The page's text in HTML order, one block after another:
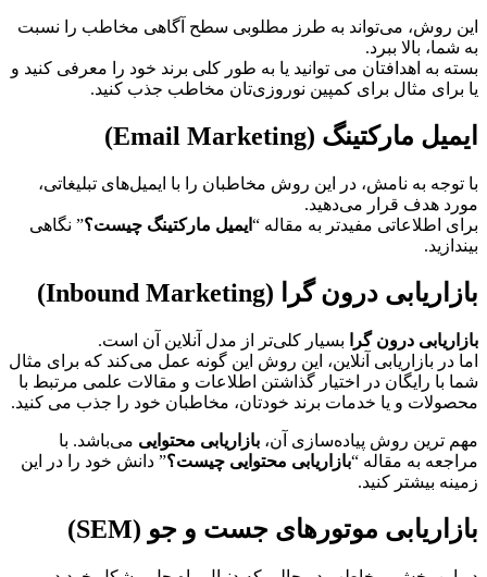
این روش، میتواند به طرز مطلوبی سطح آگاهی مخاطب را نسبت
به شما، بالا ببرد.
بسته به اهدافتان می توانید یا به طور کلی برند خود را معرفی کنید و
یا برای مثال برای کمپین نوروزیتان مخاطب جذب کنید.
ایمیل مارکتینگ (Email Marketing)
با توجه به نامش، در این روش مخاطبان را با ایمیلهای تبلیغاتی،
مورد هدف قرار میدهید.
برای اطلاعاتی مفیدتر به مقاله “ ایمیل مارکتینگ چیست؟” نگاهی
بیندازید.
بازاریابی درون گرا (Inbound Marketing)
بازاریابی درون گرا بسیار کلیتر از مدل آنلاین آن است.
اما در بازاریابی آنلاین، این روش این گونه عمل میکند که برای مثال
شما با رایگان در اختیار گذاشتن اطلاعات و مقالات علمی مرتبط با
محصولات و یا خدمات برند خودتان، مخاطبان خود را جذب می کنید.
مهم ترین روش پیادهسازی آن، بازاریابی محتوایی میباشد. با
مراجعه به مقاله “بازاریابی محتوایی چیست؟” دانش خود را در این
زمینه بیشتر کنید.
بازاریابی موتورهای جست و جو (SEM)